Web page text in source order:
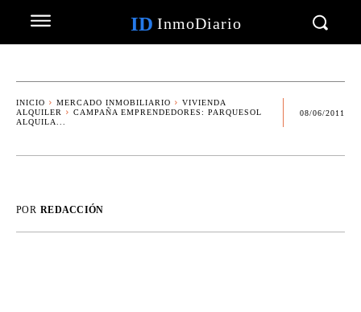
ID InmoDiario
INICIO MERCADO INMOBILIARIO
VIVIENDA
ALQUILER
CAMPAÑA EMPRENDEDORES: PARQUESOL
ALQUILA...
08/06/2011
POR REDACCIÓN